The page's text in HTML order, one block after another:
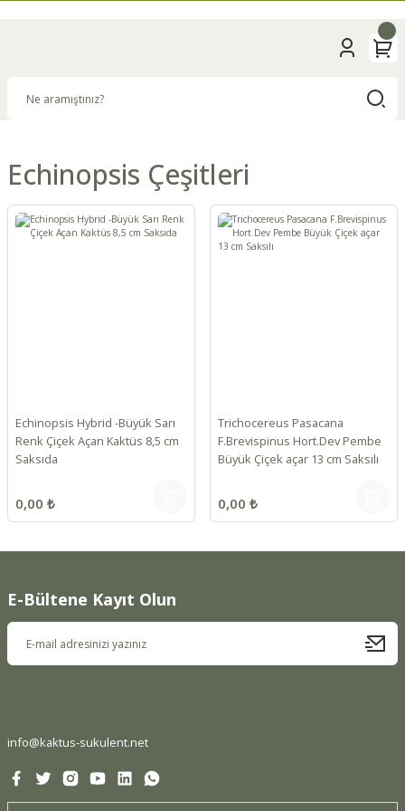
Echinopsis Çeşitleri
Echinopsis Hybrid -Büyük Sarı
Renk Çiçek Açan Kaktüs 8,5 cm
Saksıda
0,00 ₺
Trichocereus Pasacana
F.Brevispinus Hort.Dev Pembe
Büyük Çiçek açar 13 cm Saksılı
0,00 ₺
E-Bültene Kayıt Olun
info@kaktus-sukulent.net